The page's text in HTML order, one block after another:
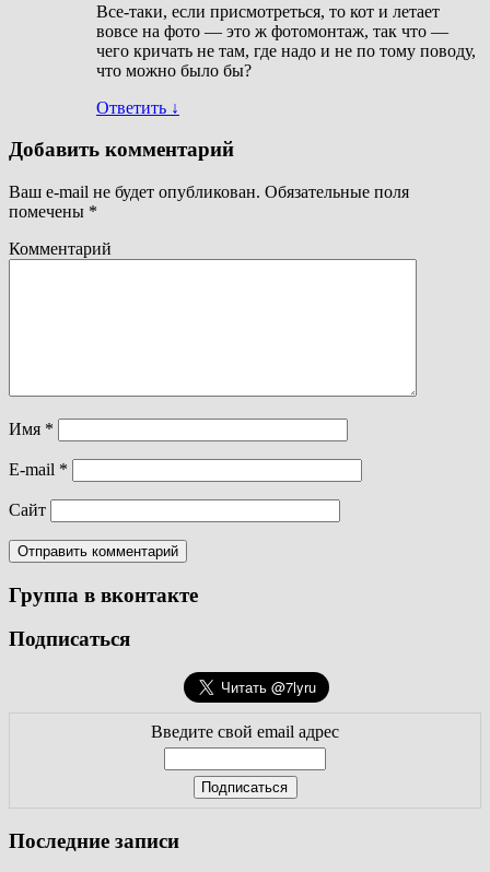
Все-таки, если присмотреться, то кот и летает
вовсе на фото — это ж фотомонтаж, так что —
чего кричать не там, где надо и не по тому поводу,
что можно было бы?
Ответить ↓
Добавить комментарий
Ваш e-mail не будет опубликован. Обязательные поля
помечены *
Комментарий
Имя *
E-mail *
Сайт
Группа в вконтакте
Подписаться
Введите свой email адрес
Последние записи